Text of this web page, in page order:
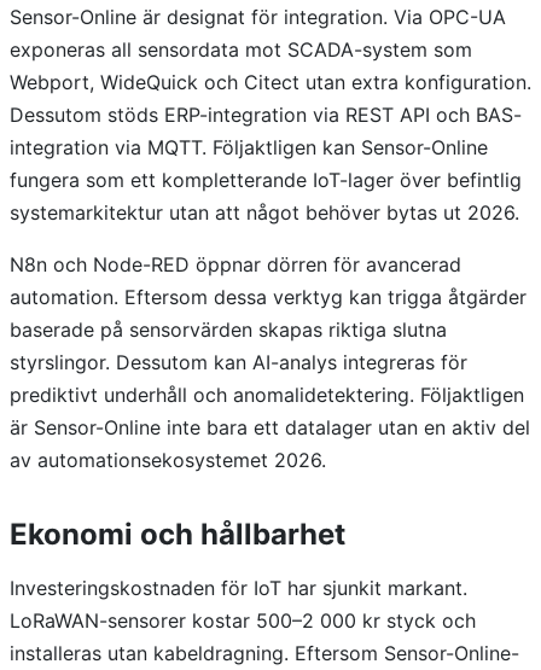
Sensor-Online är designat för integration. Via OPC-UA
exponeras all sensordata mot SCADA-system som
Webport, WideQuick och Citect utan extra konfiguration.
Dessutom stöds ERP-integration via REST API och BAS-
integration via MQTT. Följaktligen kan Sensor-Online
fungera som ett kompletterande IoT-lager över befintlig
systemarkitektur utan att något behöver bytas ut 2026.
N8n och Node-RED öppnar dörren för avancerad
automation. Eftersom dessa verktyg kan trigga åtgärder
baserade på sensorvärden skapas riktiga slutna
styrslingor. Dessutom kan AI-analys integreras för
prediktivt underhåll och anomalidetektering. Följaktligen
är Sensor-Online inte bara ett datalager utan en aktiv del
av automationsekosystemet 2026.
Ekonomi och hållbarhet
Investeringskostnaden för IoT har sjunkit markant.
LoRaWAN-sensorer kostar 500–2 000 kr styck och
installeras utan kabeldragning. Eftersom Sensor-Online-